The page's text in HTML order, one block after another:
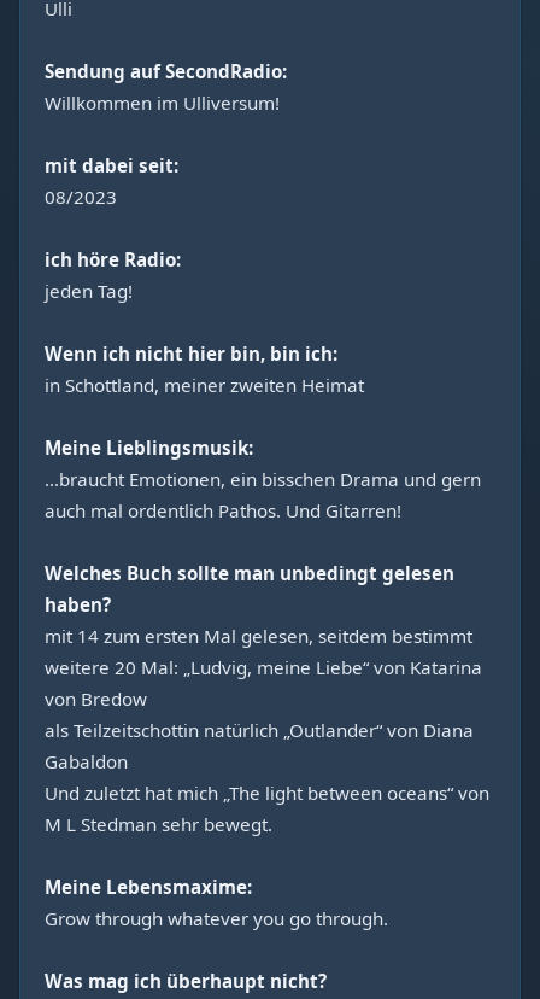
Ulli
Sendung auf SecondRadio:
Willkommen im Ulliversum!
mit dabei seit:
08/2023
ich höre Radio:
jeden Tag!
Wenn ich nicht hier bin, bin ich:
in Schottland, meiner zweiten Heimat
Meine Lieblingsmusik:
…braucht Emotionen, ein bisschen Drama und gern
auch mal ordentlich Pathos. Und Gitarren!
Welches Buch sollte man unbedingt gelesen
haben?
mit 14 zum ersten Mal gelesen, seitdem bestimmt
weitere 20 Mal: „Ludvig, meine Liebe“ von Katarina
von Bredow
als Teilzeitschottin natürlich „Outlander“ von Diana
Gabaldon
Und zuletzt hat mich „The light between oceans“ von
M L Stedman sehr bewegt.
Meine Lebensmaxime:
Grow through whatever you go through.
Was mag ich überhaupt nicht?